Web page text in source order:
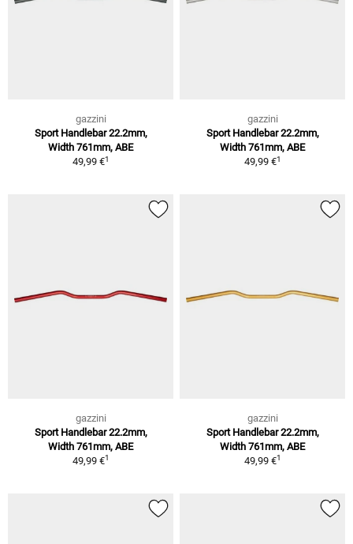
gazzini
Sport Handlebar 22.2mm,
Width 761mm, ABE
49,99 €1
gazzini
Sport Handlebar 22.2mm,
Width 761mm, ABE
49,99 €1
gazzini
Sport Handlebar 22.2mm,
Width 761mm, ABE
49,99 €1
gazzini
Sport Handlebar 22.2mm,
Width 761mm, ABE
49,99 €1